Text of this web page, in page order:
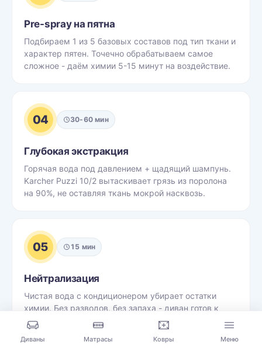
Pre-spray на пятна
Подбираем 1 из 5 базовых составов под тип ткани и
характер пятен. Точечно обрабатываем самое
сложное - даём химии 5-15 минут на воздействие.
04 30-60 мин
Глубокая экстракция
Горячая вода под давлением + щадящий шампунь.
Karcher Puzzi 10/2 вытаскивает грязь из поролона
на 90%, не оставляя ткань мокрой насквозь.
05 15 мин
Нейтрализация
Чистая вода с кондиционером убирает остатки
химии. Без разводов, без запаха - диван готов к
использованию по нормам безопасности для детей
и питомцев.
Диваны Матрасы Ковры Меню